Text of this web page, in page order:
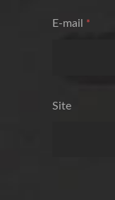
E-mail *
Site